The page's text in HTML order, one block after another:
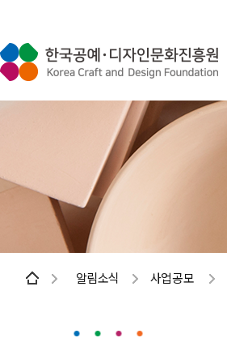
알림소식 사업공모